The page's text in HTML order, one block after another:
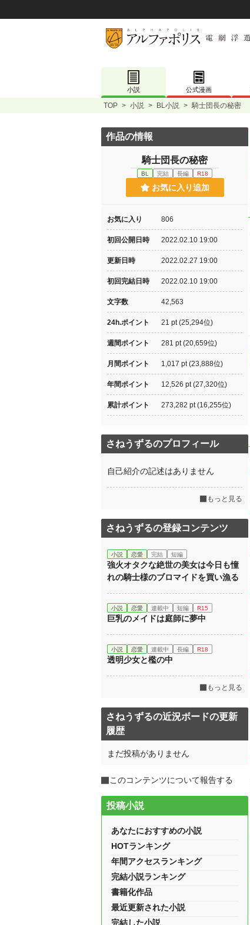
小説 公式漫画
TOP > 小説 > BL小説 > 騎士団長の秘密
作品の情報
騎士団長の秘密
BL 完結 長編 R18
お気に入り追加
お気に入り 806
初回公開日時 2022.02.10 19:00
更新日時 2022.02.27 19:00
初回完結日時 2022.02.10 19:00
文字数 42,563
24h.ポイント 21 pt (25,294位)
週間ポイント 281 pt (20,659位)
月間ポイント 1,017 pt (23,888位)
年間ポイント 12,526 pt (27,320位)
累計ポイント 273,282 pt (16,255位)
さねうずるのプロフィール
自己紹介の記述はありません
もっと見る
さねうずるの登録コンテンツ
小説 恋愛 完結 短編
強火オタクな絶世の美女は今日も憧
れの騎士様のブロマイドを買い漁る
小説 恋愛 連載中 短編 R15
巨乳のメイドは庭師に夢中
小説 恋愛 連載中 長編 R18
透明少女と檻の中
もっと見る
さねうずるの近況ボードの更新
履歴
まだ投稿がありません
このコンテンツについて報告する
投稿小説
あなたにおすすめの小説
HOTランキング
年間アクセスランキング
完結小説ランキング
書籍化作品
最近更新された小説
完結した小説